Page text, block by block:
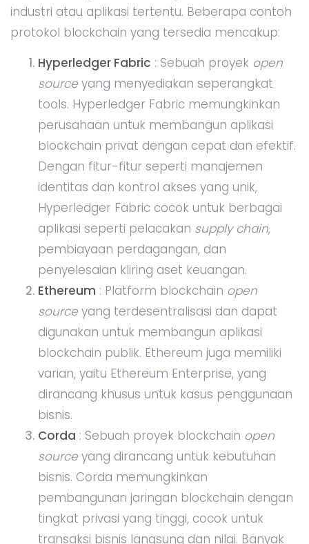
industri atau aplikasi tertentu. Beberapa contoh
protokol blockchain yang tersedia mencakup:
Hyperledger Fabric : Sebuah proyek open
source yang menyediakan seperangkat
tools. Hyperledger Fabric memungkinkan
perusahaan untuk membangun aplikasi
blockchain privat dengan cepat dan efektif.
Dengan fitur-fitur seperti manajemen
identitas dan kontrol akses yang unik,
Hyperledger Fabric cocok untuk berbagai
aplikasi seperti pelacakan supply chain,
pembiayaan perdagangan, dan
penyelesaian kliring aset keuangan.
Ethereum : Platform blockchain open
source yang terdesentralisasi dan dapat
digunakan untuk membangun aplikasi
blockchain publik. Ethereum juga memiliki
varian, yaitu Ethereum Enterprise, yang
dirancang khusus untuk kasus penggunaan
bisnis.
Corda : Sebuah proyek blockchain open
source yang dirancang untuk kebutuhan
bisnis. Corda memungkinkan
pembangunan jaringan blockchain dengan
tingkat privasi yang tinggi, cocok untuk
transaksi bisnis langsung dan nilai. Banyak